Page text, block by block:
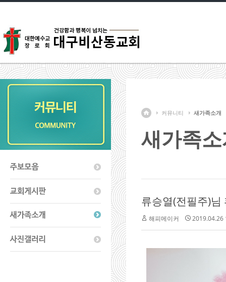
커뮤니티 새가족소개
새가족
류승열(전필주)
해피메이커 2019.04.26